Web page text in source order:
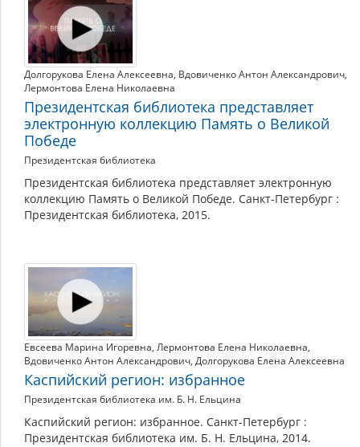
Долгорукова Елена Алексеевна, Вдовиченко Антон Александрович,
Лермонтова Елена Николаевна
Президентская библиотека представляет
электронную коллекцию Память о Великой
Победе
Президентская библиотека
Президентская библиотека представляет электронную
коллекцию Память о Великой Победе. Санкт-Петербург :
Президентская библиотека, 2015.
Евсеева Марина Игоревна, Лермонтова Елена Николаевна,
Вдовиченко Антон Александрович, Долгорукова Елена Алексеевна
Каспийский регион: избранное
Президентская библиотека им. Б. Н. Ельцина
Каспийский регион: избранное. Санкт-Петербург :
Президентская библиотека им. Б. Н. Ельцина, 2014.